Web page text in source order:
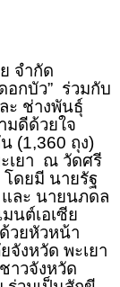
จำกัด
อกบัว” ร่วมกับ
ะ ช่างพันธุ์
มดีด้วยใจ
(1,360 ถุง)
เยา ณ วัดศรี
โดยมี นายรัฐ
และ นายนภดล
นต์เอเซีย
วยหัวหน้า
จังหวัด พะเยา
าวจังหวัด